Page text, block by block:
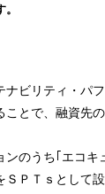
ビリティ・パ
とで、融資先
のうち｢エコキ
ＰＴｓとして設